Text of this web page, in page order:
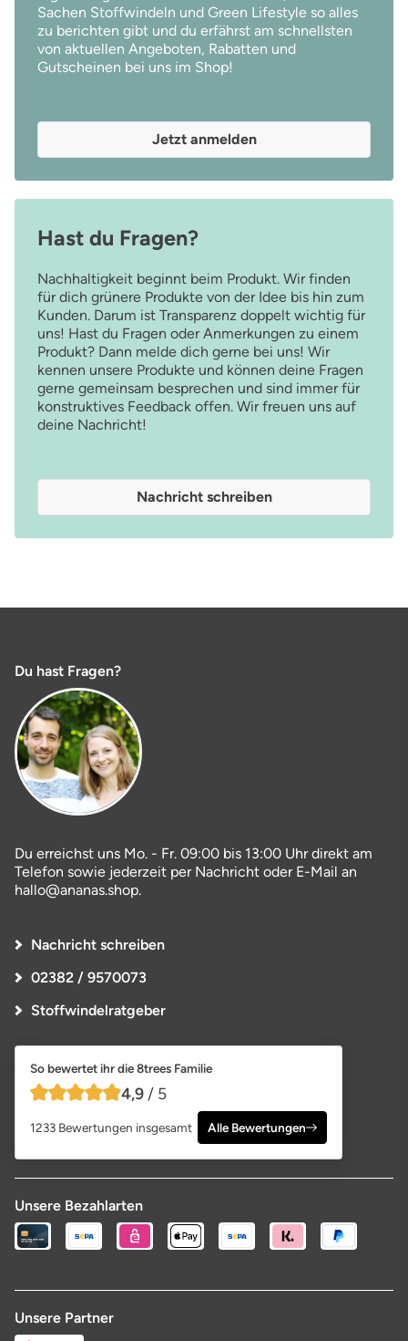
Sachen Stoffwindeln und Green Lifestyle so alles
zu berichten gibt und du erfährst am schnellsten
von aktuellen Angeboten, Rabatten und
Gutscheinen bei uns im Shop!
Jetzt anmelden
Hast du Fragen?
Nachhaltigkeit beginnt beim Produkt. Wir finden
für dich grünere Produkte von der Idee bis hin zum
Kunden. Darum ist Transparenz doppelt wichtig für
uns! Hast du Fragen oder Anmerkungen zu einem
Produkt? Dann melde dich gerne bei uns! Wir
kennen unsere Produkte und können deine Fragen
gerne gemeinsam besprechen und sind immer für
konstruktives Feedback offen. Wir freuen uns auf
deine Nachricht!
Nachricht schreiben
Du hast Fragen?
Du erreichst uns Mo. - Fr. 09:00 bis 13:00 Uhr direkt am
Telefon sowie jederzeit per Nachricht oder E-Mail an
hallo@ananas.shop.
Nachricht schreiben
02382 / 9570073
Stoffwindelratgeber
So bewertet ihr die 8trees Familie
4,9 von 5 Sternen
4,9 / 5
1233 Bewertungen insgesamt Alle Bewertungen
Unsere Bezahlarten
Unsere Partner